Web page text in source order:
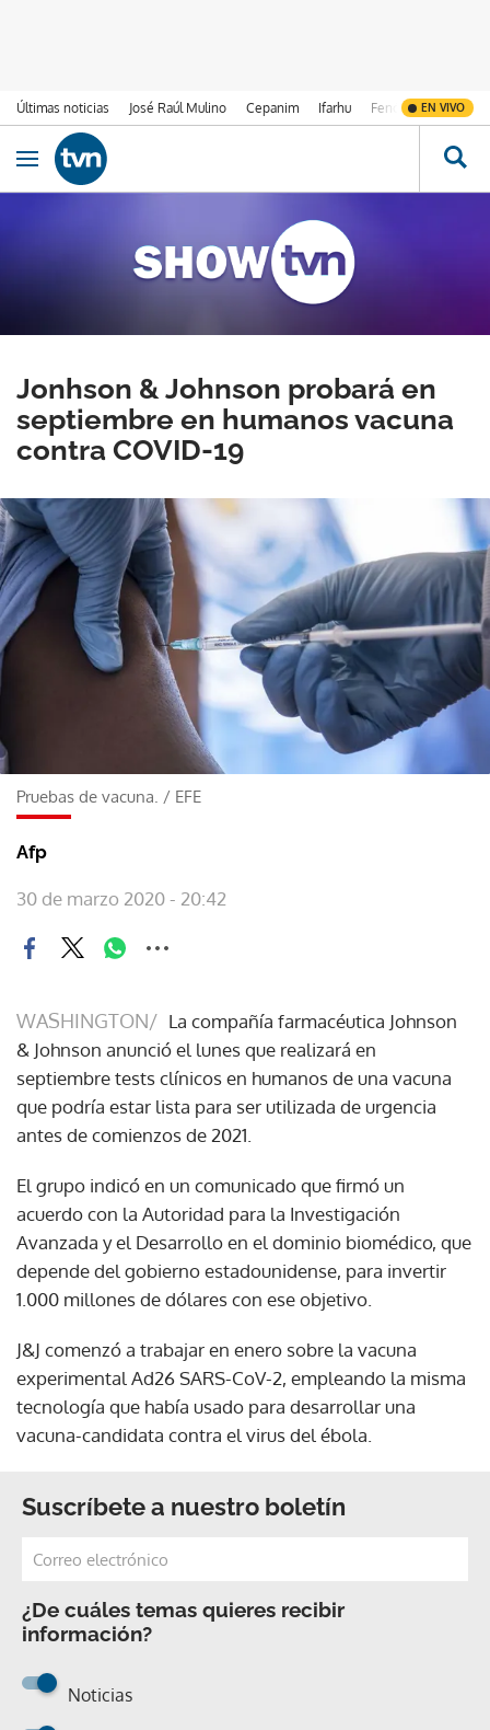
Últimas noticias José Raúl Mulino Cepanim Ifarhu Fenómeno de El
EN VIVO
Ir al contenido
Obrir navegació
Jonhson & Johnson probará en
septiembre en humanos vacuna
contra COVID-19
Pruebas de vacuna. / EFE
Afp
30 de marzo 2020 - 20:42
WASHINGTON/ La compañía farmacéutica Johnson
& Johnson anunció el lunes que realizará en
septiembre tests clínicos en humanos de una vacuna
que podría estar lista para ser utilizada de urgencia
antes de comienzos de 2021.
El grupo indicó en un comunicado que firmó un
acuerdo con la Autoridad para la Investigación
Avanzada y el Desarrollo en el dominio biomédico, que
depende del gobierno estadounidense, para invertir
1.000 millones de dólares con ese objetivo.
J&J comenzó a trabajar en enero sobre la vacuna
experimental Ad26 SARS-CoV-2, empleando la misma
tecnología que había usado para desarrollar una
vacuna-candidata contra el virus del ébola.
Suscríbete a nuestro boletín
¿De cuáles temas quieres recibir
información?
Noticias